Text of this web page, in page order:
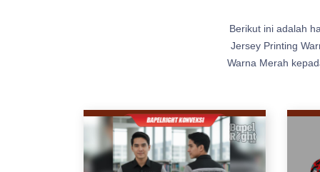
n
e
r
Berikut ini adalah
Jersey Printing
Warna Merah